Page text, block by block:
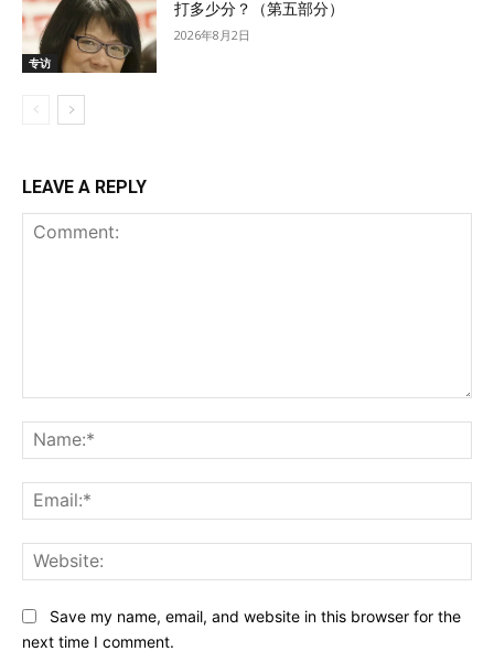
专访
打多少分？（第五部分）
2026年8月2日
LEAVE A REPLY
Save my name, email, and website in this browser for the
next time I comment.